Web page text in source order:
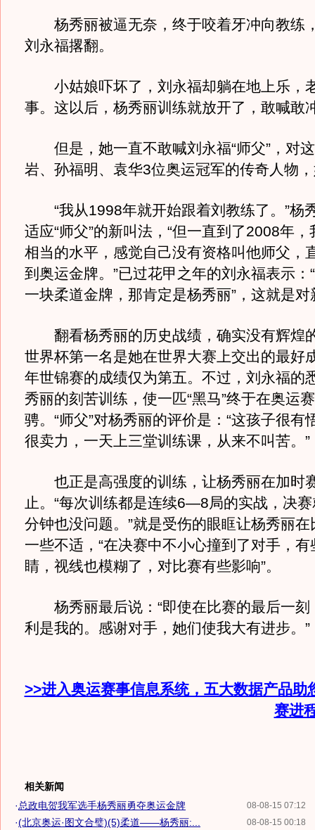
杨秀丽被逼无奈，终于咬着牙冲向教练
刘永福撂翻。
小姑娘吓坏了，刘永福却躺在地上乐，
事。这以后，杨秀丽训练就放开了，敢喊敢
但是，她一直不敢喊刘永福“师父”，对
岩、孙福明、袁华3位奥运冠军的传奇人物
“我从1998年就开始跟着刘教练了。”杨
适应“师父”的新叫法，“但一直到了2008年
相当的水平，感觉自己没有资格叫他师父，
到奥运金牌。”已过花甲之年的刘永福表示：
一块柔道金牌，那肯定是杨秀丽”，这就是
翻看杨秀丽的历史战绩，确实没有辉煌
世界杯第一名是她在世界大赛上交出的最好
年世锦赛的成绩仅为第五。不过，刘永福的
秀丽的刻苦训练，使一匹“黑马”终于在奥运
骋。“师父”对杨秀丽的评价是：“这孩子很有
很卖力，一天上三堂训练课，从来不叫苦。”
也正是高强度的训练，让杨秀丽在加时
止。“每次训练都是连续6—8局的实战，决
分钟也没问题。”就是受伤的眼眶让杨秀丽
一些不适，“在决赛中不小心撞到了对手，
睛，视线也模糊了，对比赛有些影响”。
杨秀丽最后说：“即使在比赛的最后一刻
利是我的。感谢对手，她们使我大有进
>>进入奥运赛事信息系统，五大数据产品助
赛进
相关新闻
08-08-15 07:12
·总政电贺我军选手杨秀丽勇夺奥运金牌
08-08-15 00:18
·(北京奥运·图文合璧)(5)柔道——杨秀丽:...